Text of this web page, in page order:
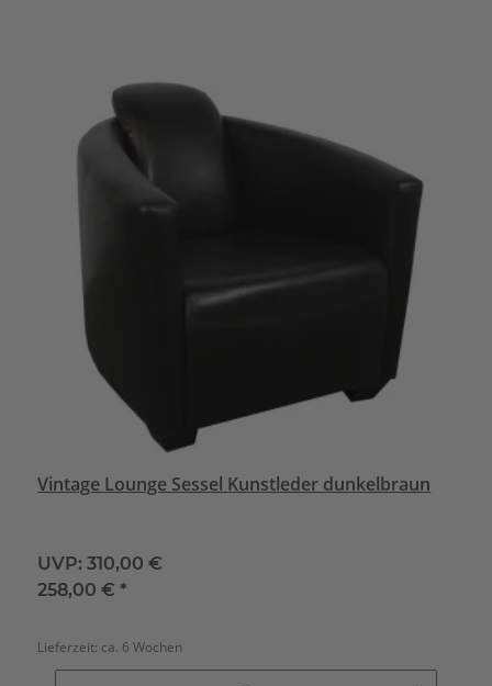
Vintage Lounge Sessel Kunstleder dunkelbraun
UVP: 310,00 €
258,00 €*
Lieferzeit: ca. 6 Wochen